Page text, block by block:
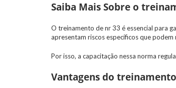
Saiba Mais Sobre o
O treinamento de nr 33 é essencial para
apresentam riscos específicos que
Por isso, a capacitação nessa norma
Vantagens do